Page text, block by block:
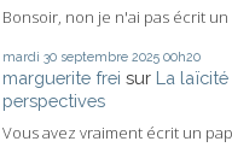
Bonsoir, non je n'ai pas écrit
mardi 30 septembre 2025 00h20
marguerite frei sur La
perspectives
Vous avez vraiment écrit un